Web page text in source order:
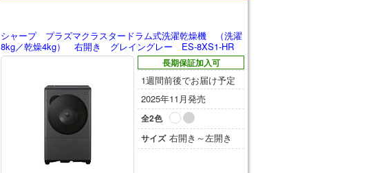
シャープ プラズマクラスタードラム式洗濯乾燥機 （洗濯
8kg／乾燥4kg） 右開き グレイングレー ES-8XS1-HR
長期保証加入可
1週間前後でお届け予定
2025年11月発売
全2色
サイズ 右開き～左開き